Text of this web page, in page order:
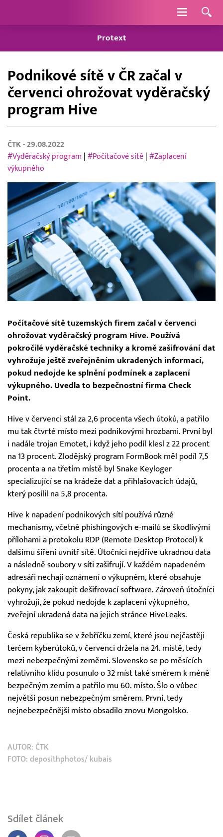
Navigace
Protext
Podnikové sítě v ČR začal v
červenci ohrožovat vyděračský
program Hive
ČTK - 29.08.2022
#Vyděračský program
#Počítačové sítě #Zaplacení
výkupného
Počítačové sítě tuzemských firem začal v červenci
ohrožovat vyděračský program Hive. Používá
pokročilé vyděračské techniky a kromě zašifrování dat
vyhrožuje ještě zveřejněním ukradených informací,
pokud nedojde ke splnění podmínek a zaplacení
výkupného. Uvedla to bezpečnostní firma Check
Point.
Hive v červenci stál za 2,6 procenta všech útoků, a patřilo
mu tak čtvrté místo mezi podnikovými hrozbami. První byl
i nadále trojan Emotet, i když jeho podíl klesl z 22 procent
na 13 procent. Zlodějský program FormBook měl podíl 7,5
procenta a na třetím místě byl Snake Keyloger
specializující se na krádeže dat a přihlašovacích údajů,
který posílil na 5,8 procenta.
Hive k napadení podnikových sítí používá různé
mechanismy, včetně phishingových e-mailů se škodlivými
přílohami a protokolu RDP (Remote Desktop Protocol) k
dalšímu šíření uvnitř sítě. Útočníci nejdříve ukradnou data
a následně soubory v síti zašifrují. V každém napadeném
adresáři nechají oznámení o výkupném, které obsahuje
pokyny, jak zakoupit dešifrovací software. Zároveň útočníci
vyhrožují, že pokud nedojde k zaplacení výkupného,
zveřejní ukradená data na jejich stránce HiveLeaks.
Česká republika se v žebříčku zemí, které jsou nejčastěji
terčem kyberútoků, v červenci držela na 24. místě, tedy
mezi nebezpečnými zeměmi. Slovensko se po měsících
relativního klidu posunulo o 32 míst také směrem k méně
bezpečným zemím a patřilo mu 60. místo. Šlo o vůbec
největší posun nebezpečným směrem. První, tedy
nejnebezpečnější místo obsadilo znovu Mongolsko.
AUTOR: ČTK
FOTO: deposithphotos/ kubais
Sdílet článek